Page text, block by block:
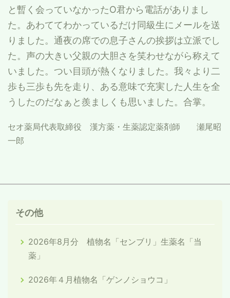
と暫く会っていなかったO君から電話がありまし
た。あわててわかっているだけ同級生にメールを送
りました。通夜の席での息子さんの挨拶は立派でし
た。声の大きい父親の大胆さを笑わせながら称えて
いました。つい目頭が熱くなりました。我々より二
歩も三歩も先を走り、ある意味で充実した人生を全
うしたのだなぁと羨ましくも思いました。合掌。
セオ薬局代表取締役 漢方薬・生薬認定薬剤師 瀬尾昭
一郎
その他
2026年8月分 植物名「センブリ」生薬名「当
薬」
2026年４月植物名「ゲンノショウコ」